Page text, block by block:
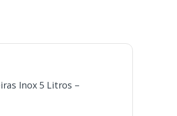
Inox 5 Litros –